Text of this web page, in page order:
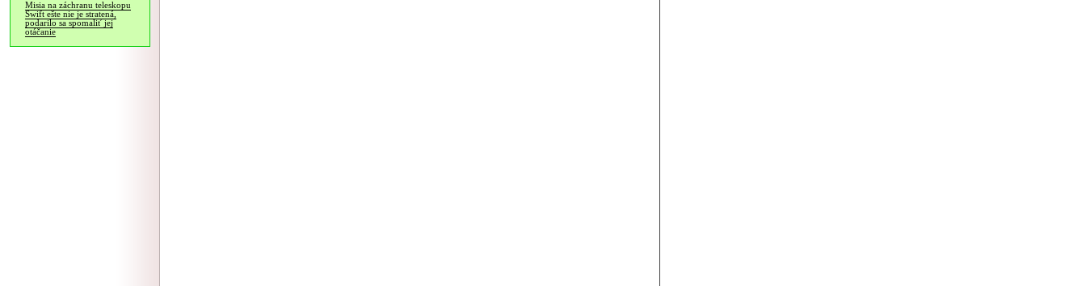
Misia na záchranu teleskopu
Swift ešte nie je stratená,
podarilo sa spomaliť jej
otáčanie